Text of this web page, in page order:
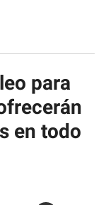
para
en todo